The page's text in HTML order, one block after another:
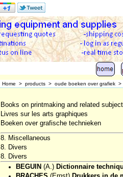
Home > products > oude boeken over grafiek
Books on printmaking and related
Livres sur les arts graphiques
Boeken over grafische technieken
8. Miscellaneous
8. Divers
8. Divers
BEGUIN (A.) Dictionnaire